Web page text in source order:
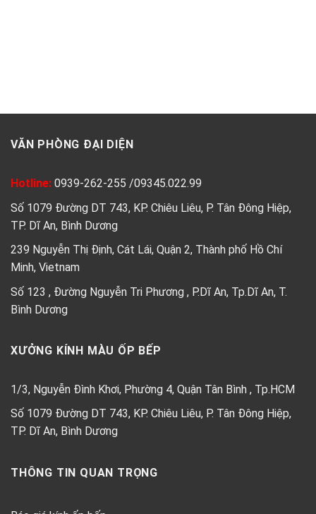
VĂN PHÒNG ĐẠI DIỆN
Hotline: 0939-262-255 /09345.022.99
Số 1079 Đường DT 743, KP. Chiêu Liêu, P. Tân Đông Hiệp,
TP. Dĩ An, Bình Dương
239 Nguyễn Thị Định, Cát Lái, Quận 2, Thành phố Hồ Chí
Minh, Vietnam
Số 123 , Đường Nguyễn Tri Phương , P.Dĩ An, Tp.Dĩ An, T.
Bình Dương
XƯỞNG KÍNH MÀU ỐP BẾP
1/3, Nguyễn Đình Khơi, Phường 4, Quận Tân Bình , Tp.HCM
Số 1079 Đường DT 743, KP. Chiêu Liêu, P. Tân Đông Hiệp,
TP. Dĩ An, Bình Dương
THÔNG TIN QUAN TRỌNG